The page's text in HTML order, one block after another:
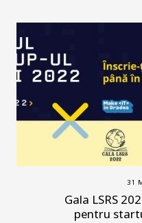
31
Gala LSRS
pentru